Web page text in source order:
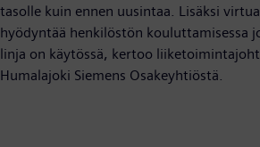
tasolle kuin ennen uusintaa. Lisäksi
hyödyntää henkilöstön kouluttamisessa
linja on käytössä, kertoo
Humalajoki Siemens Osakeyhtiöstä.